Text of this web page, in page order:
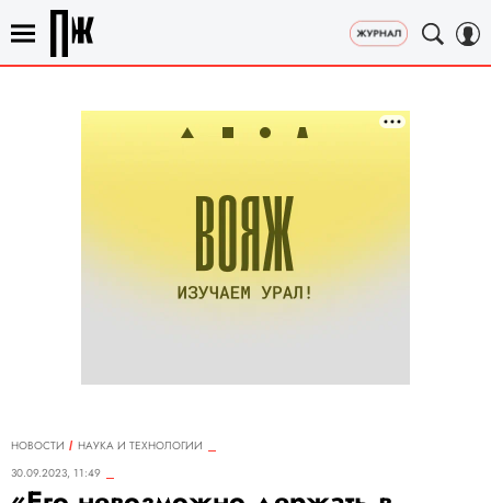
НОВОСТИ
НАУКА И ТЕХНОЛОГИИ
30.09.2023, 11:49